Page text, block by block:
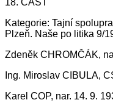
18. ČÁST
Kategorie: Tajní
Plzeň. Naše po litika 9/
Zdeněk CHROMČÁK,
Ing. Miroslav CIBULA,
Karel COP, nar. 14. 9.